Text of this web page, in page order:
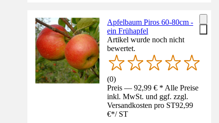
Apfelbaum Piros 60-80cm -
ein Frühapfel
Artikel wurde noch nicht
bewertet.
(0)
Preis — 92,99 € * Alle Preise
inkl. MwSt. und ggf. zzgl.
Versandkosten pro ST92,99
€*/ ST